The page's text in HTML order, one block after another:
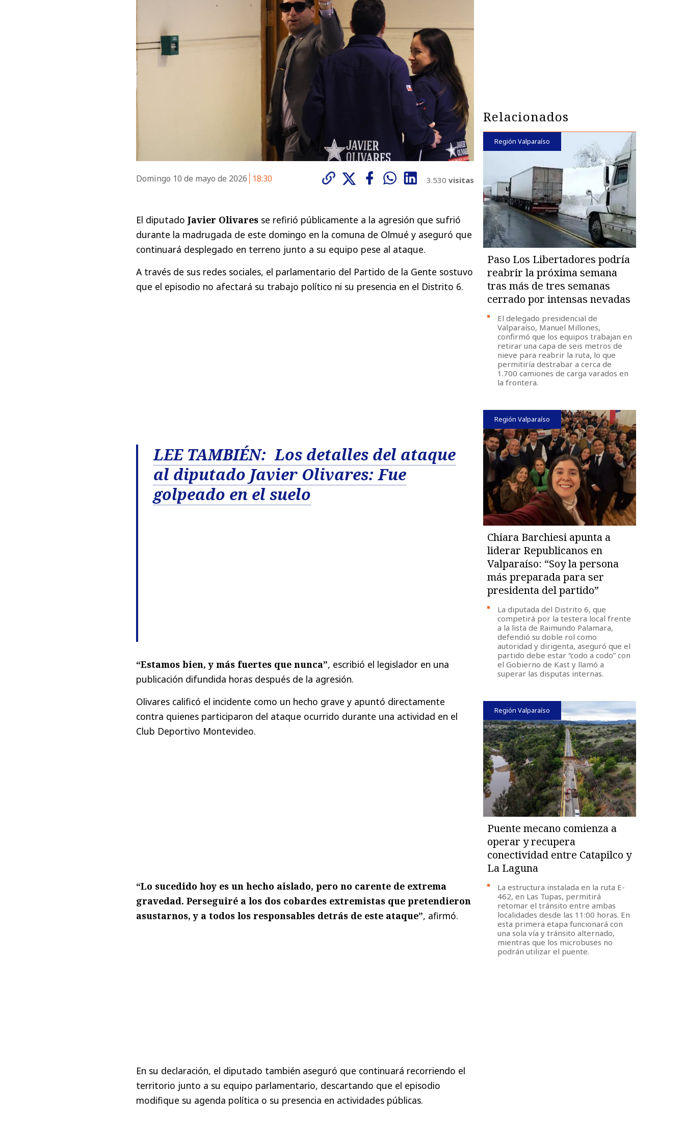
Domingo 10 de mayo de 2026 18:30 3.530 visitas
El diputado Javier Olivares se refirió públicamente a la agresión que sufrió
durante la madrugada de este domingo en la comuna de Olmué y aseguró que
continuará desplegado en terreno junto a su equipo pese al ataque.
A través de sus redes sociales, el parlamentario del Partido de la Gente sostuvo
que el episodio no afectará su trabajo político ni su presencia en el Distrito 6.
LEE TAMBIÉN: Los detalles del ataque
al diputado Javier Olivares: Fue
golpeado en el suelo
“Estamos bien, y más fuertes que nunca”, escribió el legislador en una
publicación difundida horas después de la agresión.
Olivares calificó el incidente como un hecho grave y apuntó directamente
contra quienes participaron del ataque ocurrido durante una actividad en el
Club Deportivo Montevideo.
“Lo sucedido hoy es un hecho aislado, pero no carente de extrema
gravedad. Perseguiré a los dos cobardes extremistas que pretendieron
asustarnos, y a todos los responsables detrás de este ataque”, afirmó.
En su declaración, el diputado también aseguró que continuará recorriendo el
territorio junto a su equipo parlamentario, descartando que el episodio
modifique su agenda política o su presencia en actividades públicas.
Relacionados
Región Valparaíso
Paso Los Libertadores podría
reabrir la próxima semana
tras más de tres semanas
cerrado por intensas nevadas
El delegado presidencial de
Valparaíso, Manuel Millones,
confirmó que los equipos trabajan en
retirar una capa de seis metros de
nieve para reabrir la ruta, lo que
permitiría destrabar a cerca de
1.700 camiones de carga varados en
la frontera.
Región Valparaíso
Chiara Barchiesi apunta a
liderar Republicanos en
Valparaíso: “Soy la persona
más preparada para ser
presidenta del partido”
La diputada del Distrito 6, que
competirá por la testera local frente
a la lista de Raimundo Palamara,
defendió su doble rol como
autoridad y dirigenta, aseguró que el
partido debe estar “codo a codo” con
el Gobierno de Kast y llamó a
superar las disputas internas.
Región Valparaíso
Puente mecano comienza a
operar y recupera
conectividad entre Catapilco y
La Laguna
La estructura instalada en la ruta E-
462, en Las Tupas, permitirá
retomar el tránsito entre ambas
localidades desde las 11:00 horas. En
esta primera etapa funcionará con
una sola vía y tránsito alternado,
mientras que los microbuses no
podrán utilizar el puente.